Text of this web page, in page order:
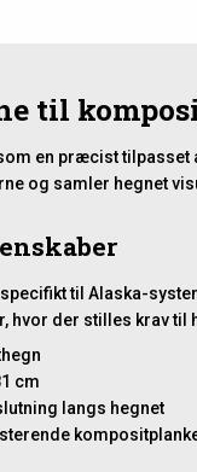
til
en præcist
og samler hegnet
til Alaska-
hvor der stilles krav
cm
langs hegnet